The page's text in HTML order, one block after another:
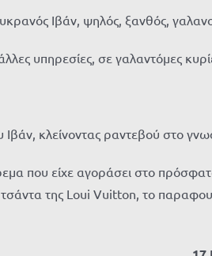
Ιβάν, ψηλός, ξανθός,
υπηρεσίες, σε γαλαντόμες
κλείνοντας ραντεβού στο
που είχε αγοράσει στο
της Loui Vuitton, το